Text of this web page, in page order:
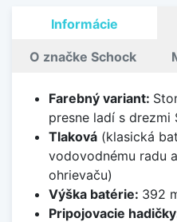
Informácie
O značke Schock
Farebný variant:
presne ladí s drezmi
Tlaková(klasická
vodovodnému radu
ohrievaču)
Výška batérie: 392
Pripojovacie